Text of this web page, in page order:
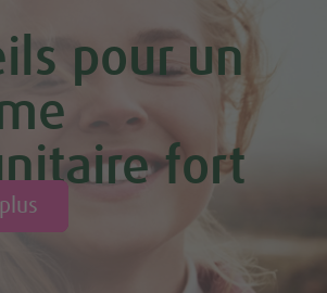
pour un
fort